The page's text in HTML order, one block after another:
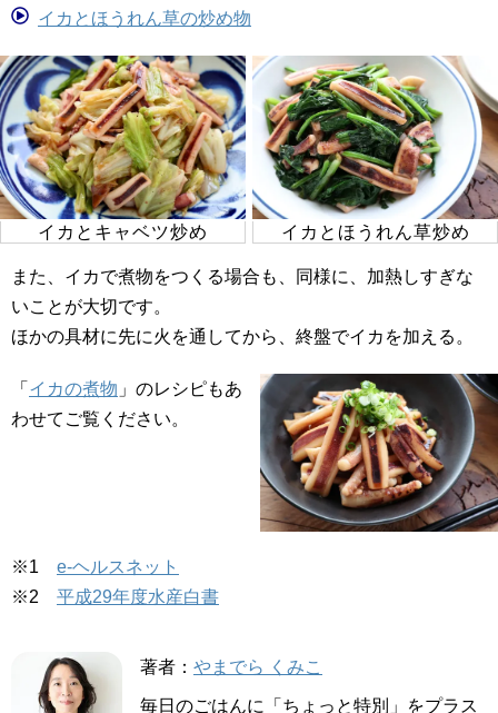
イカとほうれん草の炒め物
イカとキャベツ炒め イカとほうれん草炒め
また、イカで煮物をつくる場合も、同様に、加熱しすぎな
いことが大切です。
ほかの具材に先に火を通してから、終盤でイカを加える。
「 イカの煮物 」のレシピもあ
わせてご覧ください。
※1 e-ヘルスネット
※2 平成29年度水産白書
著者： やまでら くみこ
毎日のごはんに「ちょっと特別」をプラス